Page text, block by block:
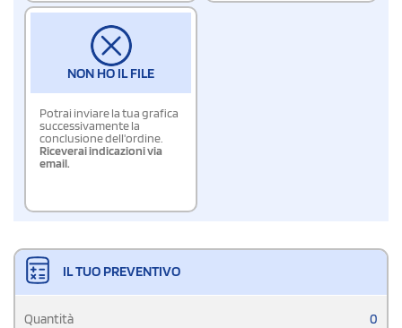
NON HO IL FILE
Potrai inviare la tua grafica
successivamente la
conclusione dell'ordine.
Riceverai indicazioni via
email.
IL TUO PREVENTIVO
Quantità 0